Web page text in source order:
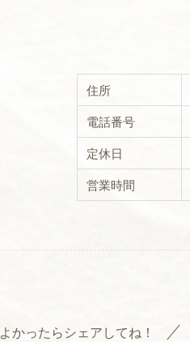
住所
電話番号
定休日
営業時間
よかったらシェアしてね！